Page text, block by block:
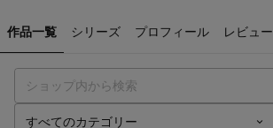
作品一覧 シリーズ プロフィール レビュー